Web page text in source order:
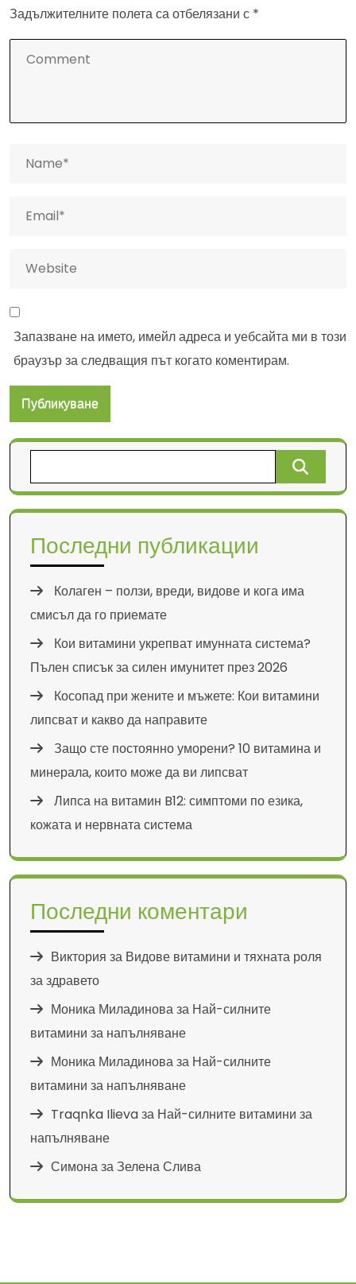
Задължителните полета са отбелязани с *
Запазване на името, имейл адреса и уебсайта ми в този
браузър за следващия път когато коментирам.
за:
Последни публикации
Колаген – ползи, вреди, видове и кога има
смисъл да го приемате
Кои витамини укрепват имунната система?
Пълен списък за силен имунитет през 2026
Косопад при жените и мъжете: Кои витамини
липсват и какво да направите
Защо сте постоянно уморени? 10 витамина и
минерала, които може да ви липсват
Липса на витамин B12: симптоми по езика,
кожата и нервната система
Последни коментари
Виктория за Видове витамини и тяхната роля
за здравето
Моника Миладиноваза Най-силните
витамини за напълняване
Моника Миладиноваза Най-силните
витамини за напълняване
Traqnka Ilievaза Най-силните витамини за
напълняване
СимоназаЗелена Слива